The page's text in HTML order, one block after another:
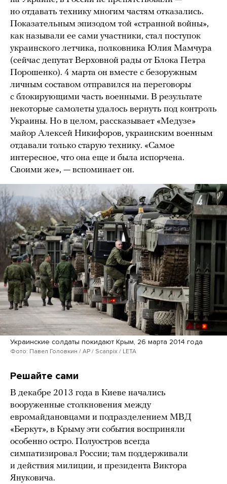
но отдавать технику многим частям отказались.
Показательным эпизодом той «странной войны»,
как называли ее сами участники, стал поступок
украинского летчика, полковника Юлия Мамчура
(сейчас депутат Верховной рады от Блока Петра
Порошенко). 4 марта он вместе с безоружным
личным составом отправился на переговоры
с блокирующими часть военными. В результате
некоторые самолеты удалось вернуть под контроль
Украины. Но в целом, рассказывает «Медузе»
майор Алексей Никифоров, украинским военным
отдавали только старую технику. «Самое
интересное, что она еще и была испорчена.
Своими же», — вспоминает он.
Украинские солдаты покидают Крым, 26 марта 2014 года
Фото: Павел Головкин / AP / Scanpix / LETA
Решайте сами
В декабре 2013 года в Киеве начались
вооруженные столкновения между
евромайдановцами и подразделением МВД
«Беркут», в Крыму эти события восприняли
особенно остро. Полуостров всегда
симпатизировал России; там поддерживали
и действия милиции, и президента Виктора
Януковича.